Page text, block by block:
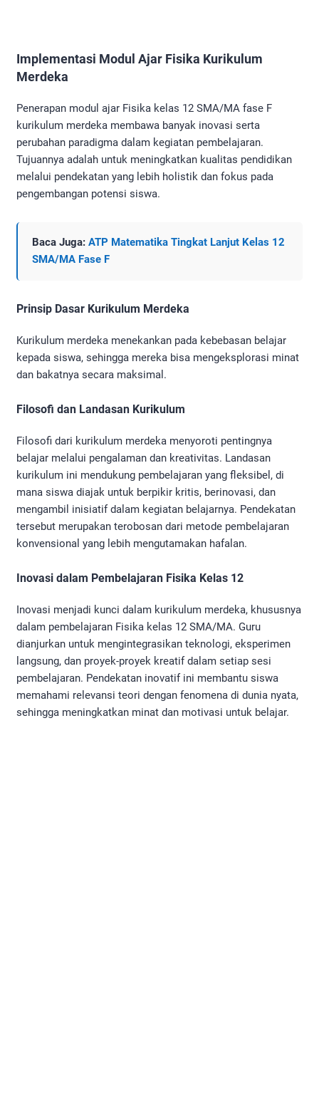
Implementasi Modul Ajar Fisika Kurikulum
Merdeka
Penerapan modul ajar Fisika kelas 12 SMA/MA fase F
kurikulum merdeka membawa banyak inovasi serta
perubahan paradigma dalam kegiatan pembelajaran.
Tujuannya adalah untuk meningkatkan kualitas pendidikan
melalui pendekatan yang lebih holistik dan fokus pada
pengembangan potensi siswa.
Baca Juga: ATP Matematika Tingkat Lanjut Kelas 12
SMA/MA Fase F
Prinsip Dasar Kurikulum Merdeka
Kurikulum merdeka menekankan pada kebebasan belajar
kepada siswa, sehingga mereka bisa mengeksplorasi minat
dan bakatnya secara maksimal.
Filosofi dan Landasan Kurikulum
Filosofi dari kurikulum merdeka menyoroti pentingnya
belajar melalui pengalaman dan kreativitas. Landasan
kurikulum ini mendukung pembelajaran yang fleksibel, di
mana siswa diajak untuk berpikir kritis, berinovasi, dan
mengambil inisiatif dalam kegiatan belajarnya. Pendekatan
tersebut merupakan terobosan dari metode pembelajaran
konvensional yang lebih mengutamakan hafalan.
Inovasi dalam Pembelajaran Fisika Kelas 12
Inovasi menjadi kunci dalam kurikulum merdeka, khususnya
dalam pembelajaran Fisika kelas 12 SMA/MA. Guru
dianjurkan untuk mengintegrasikan teknologi, eksperimen
langsung, dan proyek-proyek kreatif dalam setiap sesi
pembelajaran. Pendekatan inovatif ini membantu siswa
memahami relevansi teori dengan fenomena di dunia nyata,
sehingga meningkatkan minat dan motivasi untuk belajar.